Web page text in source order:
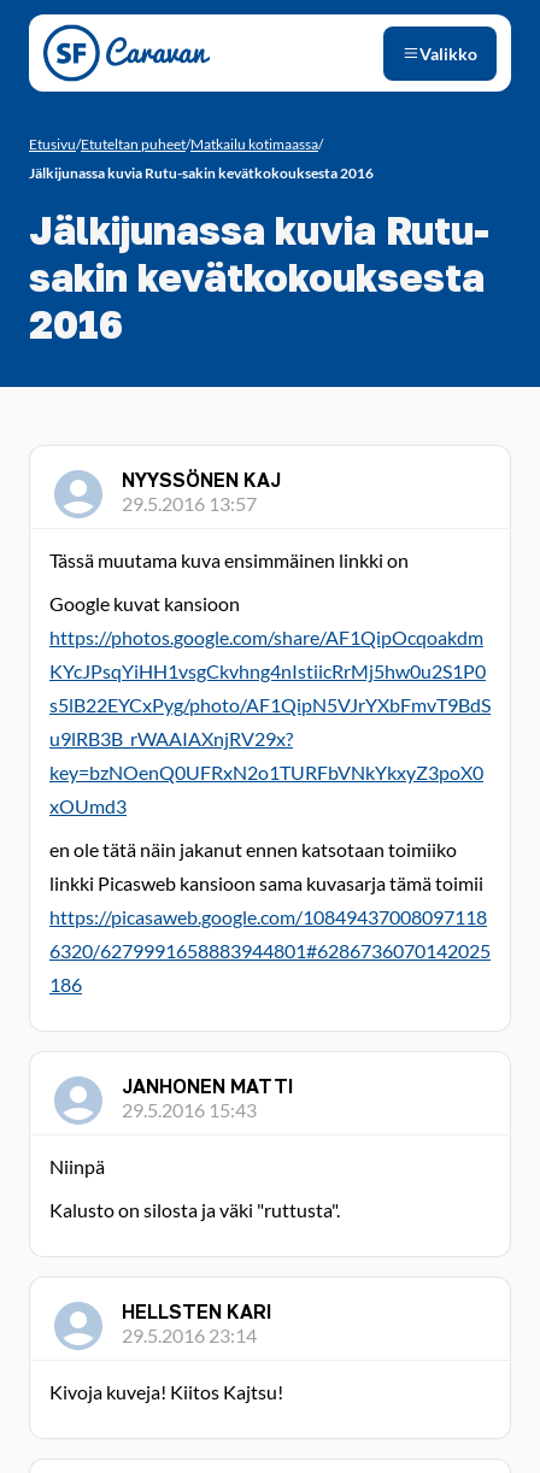
Siirry sivun sisältöön
Valikko
Etusivu/Etuteltan puheet/Matkailu kotimaassa/
Jälkijunassa kuvia Rutu-sakin kevätkokouksesta 2016
Jälkijunassa kuvia Rutu-
sakin kevätkokouksesta
2016
NYYSSÖNEN KAJ
29.5.2016 13:57
Tässä muutama kuva ensimmäinen linkki on
Google kuvat kansioon
https://photos.google.com/share/AF1QipOcqoakdm
KYcJPsqYiHH1vsgCkvhng4nIstiicRrMj5hw0u2S1P0
s5lB22EYCxPyg/photo/AF1QipN5VJrYXbFmvT9BdS
u9lRB3B_rWAAIAXnjRV29x?
key=bzNOenQ0UFRxN2o1TURFbVNkYkxyZ3poX0
xOUmd3
en ole tätä näin jakanut ennen katsotaan toimiiko
linkki Picasweb kansioon sama kuvasarja tämä toimii
https://picasaweb.google.com/10849437008097118
6320/6279991658883944801#6286736070142025
186
JANHONEN MATTI
29.5.2016 15:43
Niinpä
Kalusto on silosta ja väki "ruttusta".
HELLSTEN KARI
29.5.2016 23:14
Kivoja kuveja! Kiitos Kajtsu!